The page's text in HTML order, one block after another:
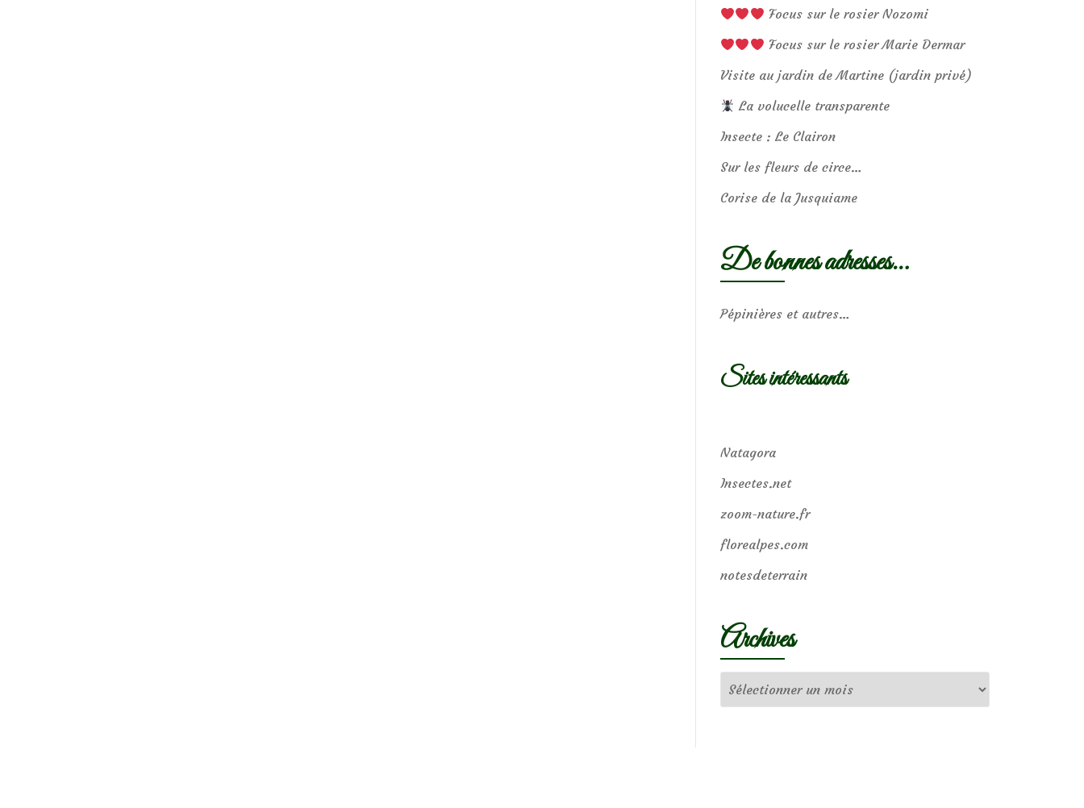
Focus sur le rosier Nozomi
Focus sur le rosier Marie Dermar
Visite au jardin de Martine (jardin privé)
La volucelle transparente
Insecte : Le Clairon
Sur les fleurs de circe…
Corise de la Jusquiame
De bonnes adresses…
Pépinières et autres…
Sites intéressants
Natagora
Insectes.net
zoom-nature.fr
florealpes.com
notesdeterrain
Archives
Archives